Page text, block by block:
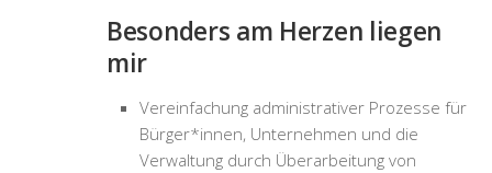
Besonders am Herzen liegen
mir
Vereinfachung administrativer Prozesse für
Bürger*innen, Unternehmen und die
Verwaltung durch Überarbeitung von